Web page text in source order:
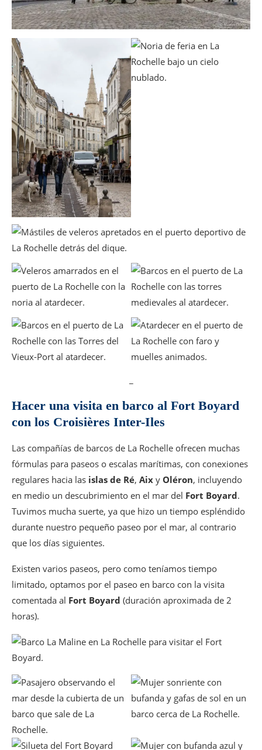
Hacer una visita en barco al Fort Boyard
con los Croisières Inter-Iles
Las compañías de barcos de La Rochelle ofrecen muchas
fórmulas para paseos o escalas marítimas, con conexiones
regulares hacia las islas de Ré, Aix y Oléron, incluyendo
en medio un descubrimiento en el mar del Fort Boyard.
Tuvimos mucha suerte, ya que hizo un tiempo espléndido
durante nuestro pequeño paseo por el mar, al contrario
que los días siguientes.
Existen varios paseos, pero como teníamos tiempo
limitado, optamos por el paseo en barco con la visita
comentada al Fort Boyard (duración aproximada de 2
horas).